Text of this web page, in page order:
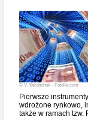
© V. Yakobchuk - Fotolia.com
Pierwsze
wdrożone rynkowo,
także w ramach tzw.